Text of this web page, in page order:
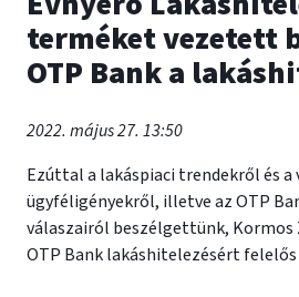
terméket vezetett
OTP Bank a
2022. május 27. 13:50
Ezúttal a lakáspiaci trendekről és
ügyféligényekről, illetve az OTP
válaszairól beszélgettünk, Kormos
OTP Bank lakáshitelezésért